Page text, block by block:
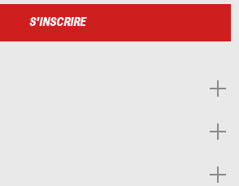
S'INSCRIRE